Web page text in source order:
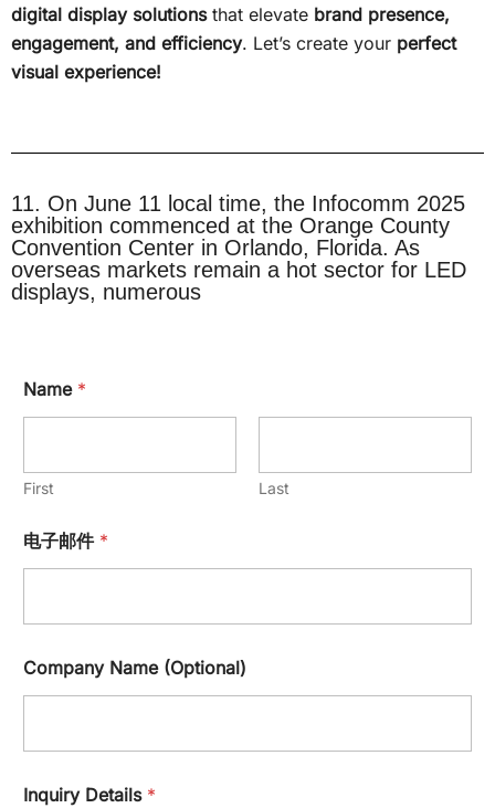
digital display solutionsthat elevate brand presence,
engagement, and efficiency. Let’s create your perfect
visual experience!
11. On June 11 local time, the Infocomm 2025
exhibition commenced at the Orange County
Convention Center in Orlando, Florida. As
overseas markets remain a hot sector for LED
displays, numerous
Name *
First Last
电子邮件 *
Company Name (Optional)
Inquiry Details *